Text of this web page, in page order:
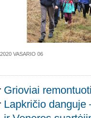
2020 VASARIO 06
Grioviai
Lapkričio danguje